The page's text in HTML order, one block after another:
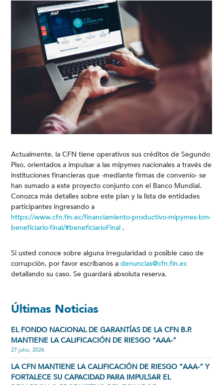
Actualmente, la CFN tiene operativos sus créditos de Segundo
Piso, orientados a impulsar a las mipymes nacionales a través de
instituciones financieras que -mediante firmas de convenio- se
han sumado a este proyecto conjunto con el Banco Mundial.
Conozca más detalles sobre este plan y la lista de entidades
participantes ingresando a
https://www.cfn.fin.ec/financiamiento-productivo-mipymes-bm-
beneficiario-final/#beneficiarioFinal .
Si usted conoce sobre alguna irregularidad o posible caso de
corrupción, por favor escríbanos adenuncias@cfn.fin.ec
detallando su caso. Se guardará absoluta reserva.
Últimas Noticias
EL FONDO NACIONAL DE GARANTÍAS DE LA CFN B.P.
MANTIENE LA CALIFICACIÓN DE RIESGO “AAA-”
27 julio, 2026
LA CFN MANTIENE LA CALIFICACIÓN DE RIESGO “AAA-” Y
FORTALECE SU CAPACIDAD PARA IMPULSAR EL